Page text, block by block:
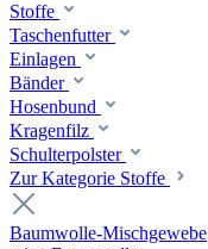
Stoffe
Taschenfutter
Einlagen
Bänder
Hosenbund
Kragenfilz
Schulterpolster
Zur Kategorie Stoffe
Baumwolle-Mischgewebe